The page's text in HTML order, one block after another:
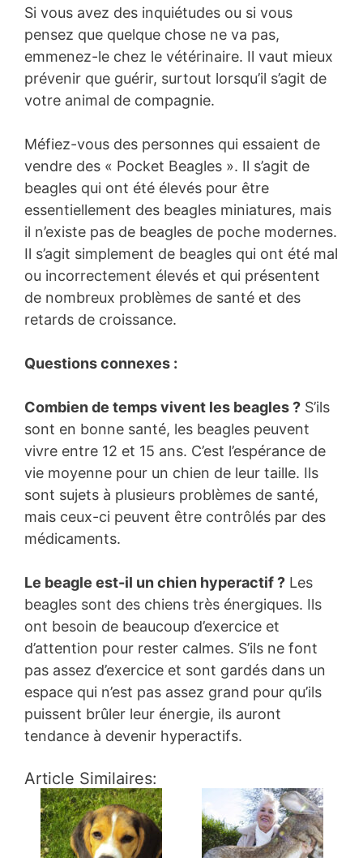
Si vous avez des inquiétudes ou si vous
pensez que quelque chose ne va pas,
emmenez-le chez le vétérinaire. Il vaut mieux
prévenir que guérir, surtout lorsqu’il s’agit de
votre animal de compagnie.
Méfiez-vous des personnes qui essaient de
vendre des « Pocket Beagles ». Il s’agit de
beagles qui ont été élevés pour être
essentiellement des beagles miniatures, mais
il n’existe pas de beagles de poche modernes.
Il s’agit simplement de beagles qui ont été mal
ou incorrectement élevés et qui présentent
de nombreux problèmes de santé et des
retards de croissance.
Questions connexes :
Combien de temps vivent les beagles ? S’ils
sont en bonne santé, les beagles peuvent
vivre entre 12 et 15 ans. C’est l’espérance de
vie moyenne pour un chien de leur taille. Ils
sont sujets à plusieurs problèmes de santé,
mais ceux-ci peuvent être contrôlés par des
médicaments.
Le beagle est-il un chien hyperactif ? Les
beagles sont des chiens très énergiques. Ils
ont besoin de beaucoup d’exercice et
d’attention pour rester calmes. S’ils ne font
pas assez d’exercice et sont gardés dans un
espace qui n’est pas assez grand pour qu’ils
puissent brûler leur énergie, ils auront
tendance à devenir hyperactifs.
Article Similaires: